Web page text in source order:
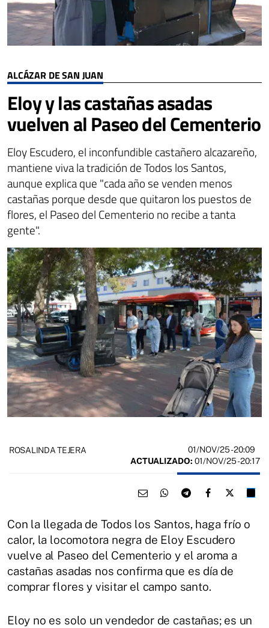
ALCÁZAR DE SAN JUAN
Eloy y las castañas asadas
vuelven al Paseo del Cementerio
Eloy Escudero, el inconfundible castañero alcazareño,
mantiene viva la tradición de Todos los Santos,
aunque explica que "cada año se venden menos
castañas porque desde que quitaron los puestos de
flores, el Paseo del Cementerio no recibe a tanta
gente".
ROSALINDA TEJERA 01/NOV/25- 20:09
ACTUALIZADO: 01/NOV/25 - 20:17
Con la llegada de Todos los Santos, haga frío o
calor, la locomotora negra de Eloy Escudero
vuelve al Paseo del Cementerio y el aroma a
castañas asadas nos confirma que es día de
comprar flores y visitar el campo santo.
Eloy no es solo un vendedor de castañas; es un